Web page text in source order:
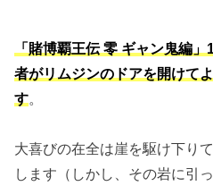
「賭博覇王伝 零 ギャン鬼編
者がリムジンのドアを開けて
す。
大喜びの在全は崖を駆け下り
します（しかし、その岩に引